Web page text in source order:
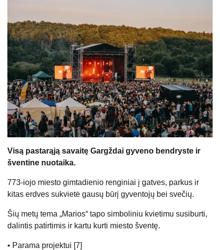
Visą pastarąją savaitę Gargždai gyveno bendryste ir
šventine nuotaika.
773-iojo miesto gimtadienio renginiai į gatves, parkus ir
kitas erdves sukvietė gausų būrį gyventojų bei svečių.
Šių metų tema „Marios“ tapo simboliniu kvietimu susiburti,
dalintis patirtimis ir kartu kurti miesto šventę.
• Parama projektui [7]